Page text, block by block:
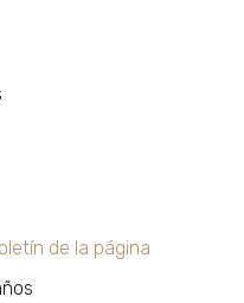
de la página